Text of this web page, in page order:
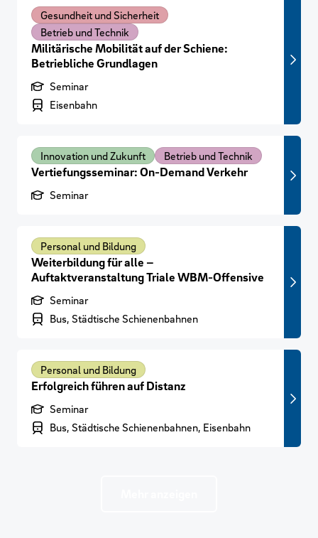
Gesundheit und Sicherheit
Betrieb und Technik
Militärische Mobilität auf der Schiene:
Betriebliche Grundlagen
Produktart
Seminar
Branchenbereich
Eisenbahn
Innovation und Zukunft Betrieb und Technik
Vertiefungsseminar: On-Demand Verkehr
Produktart
Seminar
Personal und Bildung
Weiterbildung für alle –
Auftaktveranstaltung Triale WBM-Offensive
Produktart
Seminar
Branchenbereich
Bus, Städtische Schienenbahnen
Personal und Bildung
Erfolgreich führen auf Distanz
Produktart
Seminar
Branchenbereich
Bus, Städtische Schienenbahnen, Eisenbahn